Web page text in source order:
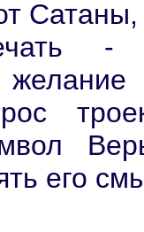
Сатаны,
его